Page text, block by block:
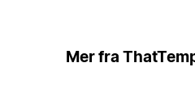
Mer fra